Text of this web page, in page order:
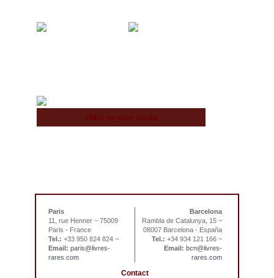
Paris
11, rue Henner ~ 75009
Paris - France
Tel.: +33 950 824 824 ~
Email: paris@livres-
rares.com
Barcelona
Rambla de Catalunya, 15 ~
08007 Barcelona - España
Tel.: +34 934 121 166 ~
Email: bcn@livres-
rares.com
Contact